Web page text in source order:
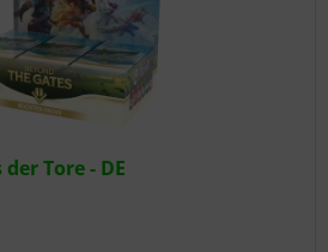
Tore - DE